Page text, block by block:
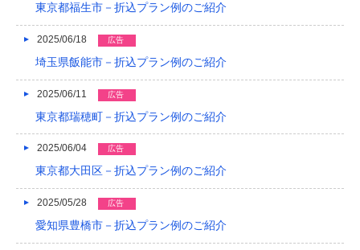
2016/05
2016/03
2016/02
2016/01
2015/12
2015/11
東京都福生市－折込プラン例のご紹介
2025/06/18 広告
埼玉県飯能市－折込プラン例のご紹介
2025/06/11 広告
東京都瑞穂町－折込プラン例のご紹介
2025/06/04 広告
東京都大田区－折込プラン例のご紹介
2025/05/28 広告
愛知県豊橋市－折込プラン例のご紹介